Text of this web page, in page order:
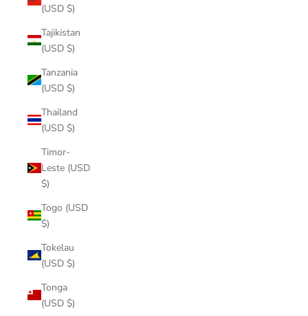
(USD $)
Tajikistan
(USD $)
Tanzania
(USD $)
Thailand
(USD $)
Timor-
Leste (USD
$)
Togo (USD
$)
Tokelau
(USD $)
Tonga
(USD $)